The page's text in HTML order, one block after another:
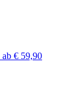
ab € 59,90